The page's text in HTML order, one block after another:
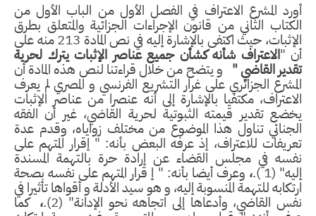
المشرع الاعتراف في الفصل الأول من الباب الأول من
الثاني من قانون الإجراءات الجزائية والمتعلق بطرق
الإثبات، حيث اكتفى بالإشارة إليه في نص المادة 213 منه على
"الاعتراف شأنه كشأن جميع عناصر الإثبات يترك لحرية
القاضي "و يتضح من خلال قراءتنا لنص هذه المادة أن
الجزائري على غرار التشريع الفرنسي و المصري لم يعرف
مكتفيا بالإشارة إلى أنه عنصرا من عناصر الإثبات
تقدير قيمته الثبوتية لحرية القاضي، غير أن الفقه
تناول هذا الموضوع من مختلف زواياه، وقدم عدة
للاعتراف، إذ عرفه البعض بأنه :
"إقرار المتهم على
في مجلس القضاء عن إرادة حرة بالتهمة المسندة
"
(1 ). ،وعرف أيضا بأنه:"إ قرار المتهم على نفسه بصحة
للتهمة المنسوبة إليه، و هو سيد الأدلة و أقواها تأثيرا في
القاضي، وأدعاها إلى اتجاهه نحو الإدانة"
(2). ،كما